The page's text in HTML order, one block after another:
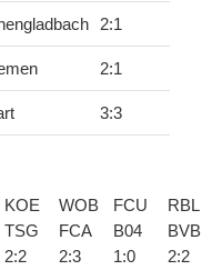
2:1
2:1
3:3
KOE
TSG
2:2
WOB
FCA
2:3
FCU
B04
1:0
RBL
BVB
2:2